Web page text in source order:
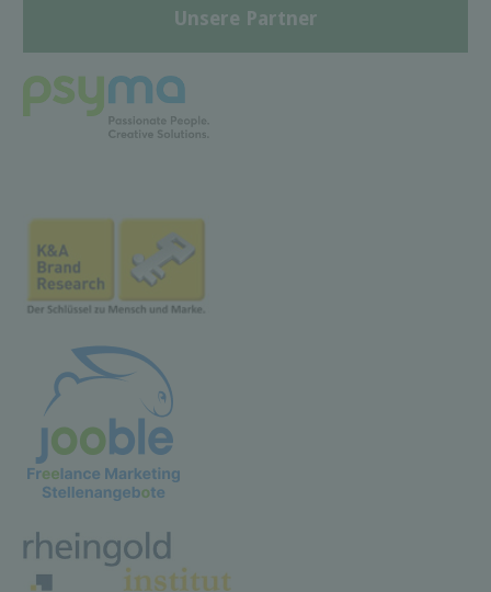
Unsere Partner